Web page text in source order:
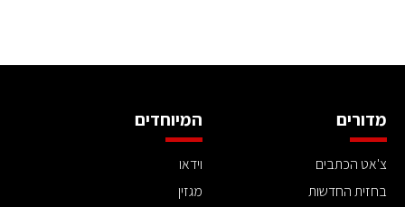
מדורים
צ'אט הכתבים
בחזית החדשות
המיוחדים
וידאו
מגזין